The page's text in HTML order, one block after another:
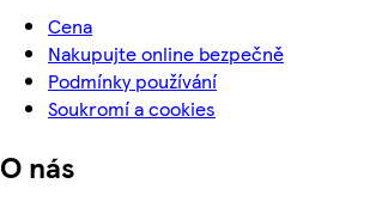
Cena
Nakupujte online bezpečně
Podmínky používání
Soukromí a cookies
O nás